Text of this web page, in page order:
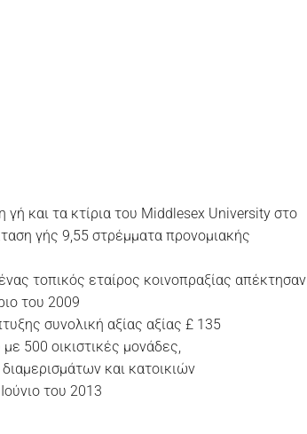
γή και τα κτίρια του Middlesex University στο
γής 9,55 στρέμματα προνομιακής
τοπικός εταίρος κοινοπραξίας απέκτησαν
του 2009
συνολική αξίας αξίας £ 135
500 οικιστικές μονάδες,
και κατοικιών
του 2013